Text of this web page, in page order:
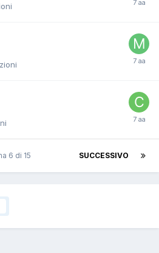
SUCCESSIVO
6 di 15